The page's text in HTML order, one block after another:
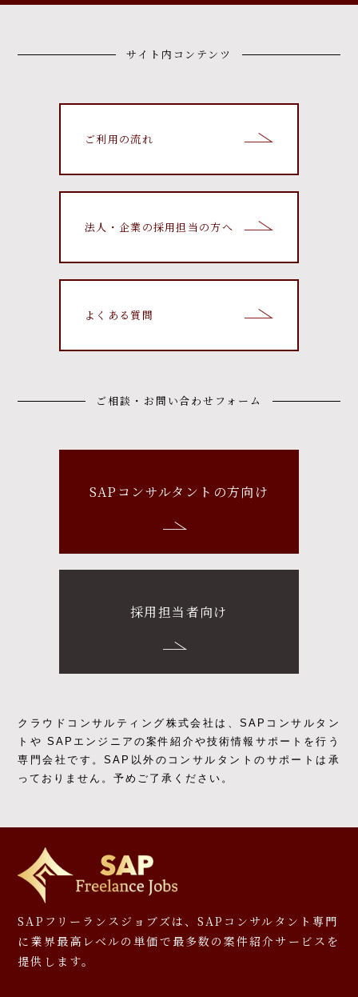
サイト内コンテンツ
ご利用の流れ
法人・企業の採用担当の方へ
よくある質問
ご相談・お問い合わせフォーム
SAPコンサルタントの方向け
採用担当者向け
クラウドコンサルティング株式会社は、SAPコンサルタン
トや SAPエンジニアの案件紹介や技術情報サポートを行う
専門会社です。SAP以外のコンサルタントのサポートは承
っておりません。予めご了承ください。
SAPフリーランスジョブズは、SAPコンサルタント専門
に 業界最高レベルの単価で最多数の案件紹介サービスを
提供します。